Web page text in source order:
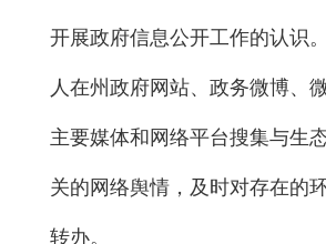
开展政府信息公开工作的认识
人在州政府网站、政务微博、
主要媒体和网络平台搜集与生
关的网络舆情，及时对存在的
转办。